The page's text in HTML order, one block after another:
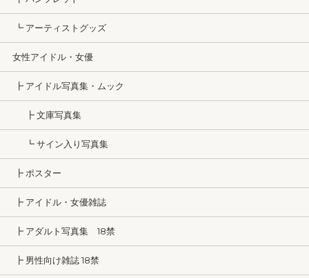
┗ アーティストグッズ
女性アイドル・女優
┣ アイドル写真集・ムック
┣ 文庫写真集
┗ サイン入り写真集
┣ ポスター
┣ アイドル・女優雑誌
┣ アダルト写真集 18禁
┣ 男性向け雑誌 18禁